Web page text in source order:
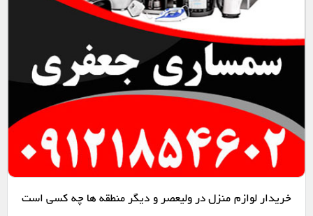
خریدار لوازم منزل در ولیعصر و دیگر منطقه ها چه کسی است